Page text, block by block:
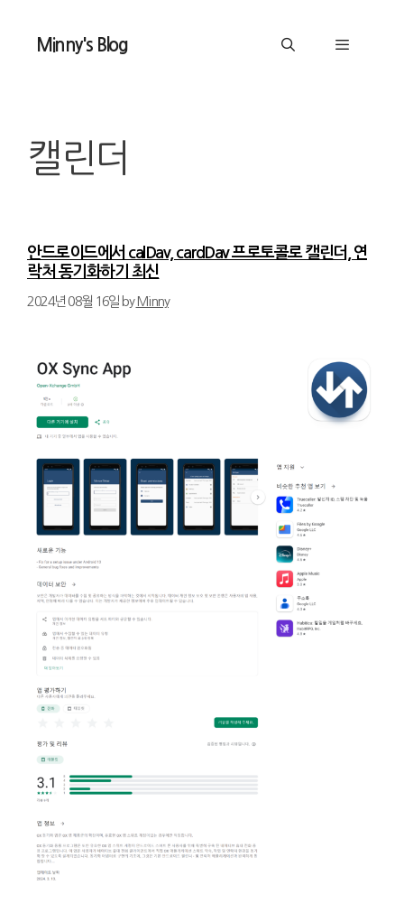
Minny's Blog
캘린더
안드로이드에서 calDav, cardDav 프로토콜로 캘린더, 연
락처 동기화하기 최신
2024년 08월 16일 byMinny